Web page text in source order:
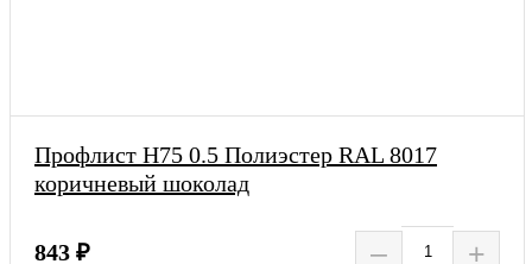
Профлист Н75 0.5 Полиэстер RAL 8017
коричневый шоколад
843 ₽ – +